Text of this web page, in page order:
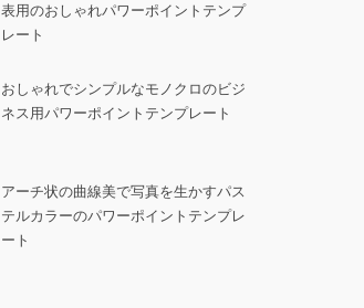
表用のおしゃれパワーポイントテンプ
レート
おしゃれでシンプルなモノクロのビジ
ネス用パワーポイントテンプレート
アーチ状の曲線美で写真を生かすパス
テルカラーのパワーポイントテンプレ
ート